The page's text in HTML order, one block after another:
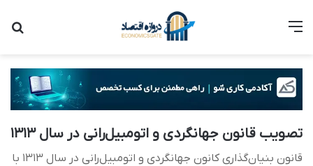
منو
تصویب قانون جهانگردی و اتومبیل‌رانی در سال ۱۳۱۳
قانون بنیان‌گذاری کانون جهانگردی و اتومبیل‌رانی در سال ۱۳۱۳ با